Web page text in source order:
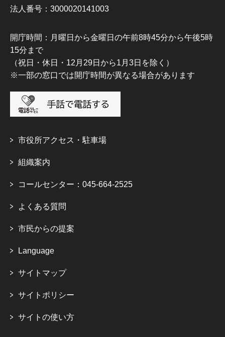
法人番号：3000020141003
開庁時間：月曜日から金曜日の午前8時45分から午後5時
15分まで
（祝日・休日・12月29日から1月3日を除く）
※一部の窓口では開庁時間が異なる場合があります
市役所アクセス・駐車場
組織案内
コールセンター：045-664-2525
よくある質問
市民からの提案
Language
サイトマップ
サイトポリシー
サイトの使い方